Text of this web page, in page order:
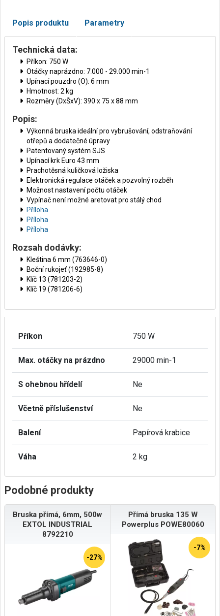
Popis produktu Parametry
Technická data:
Příkon: 750 W
Otáčky naprázdno: 7.000 - 29.000 min-1
Upínací pouzdro (O): 6 mm
Hmotnost: 2 kg
Rozměry (DxŠxV): 390 x 75 x 88 mm
Popis:
Výkonná bruska ideální pro vybrušování, odstraňování
otřepů a dodatečné úpravy
Patentovaný systém SJS
Upínací krk Euro 43 mm
Prachotěsná kuličková ložiska
Elektronická regulace otáček a pozvolný rozběh
Možnost nastavení počtu otáček
Vypínač není možné aretovat pro stálý chod
Příloha
Příloha
Příloha
Rozsah dodávky:
Kleština 6 mm (763646-0)
Boční rukojeť (192985-8)
Klíč 13 (781203-2)
Klíč 19 (781206-6)
Příkon 750 W
Max. otáčky na prázdno 29000 min-1
S ohebnou hřídelí Ne
Včetně příslušenství Ne
Balení Papírová krabice
Váha 2 kg
Podobné produkty
Bruska přímá, 6mm, 500w
EXTOL INDUSTRIAL
8792210
-27%
Přímá bruska 135 W
Powerplus POWE80060
-7%